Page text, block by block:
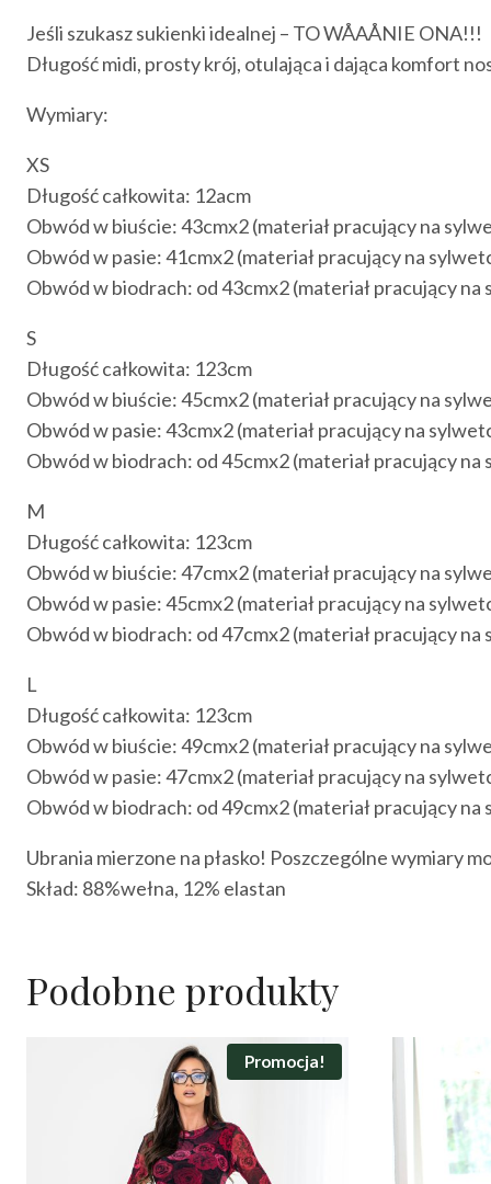
Jeśli szukasz sukienki idealnej – TO WÅAÅNIE ONA!!!
Długość midi, prosty krój, otulająca i dająca komfort
Wymiary:
XS
Długość całkowita: 12acm
Obwód w biuście: 43cmx2 (materiał pracujący na
Obwód w pasie: 41cmx2 (materiał pracujący na
Obwód w biodrach: od 43cmx2 (materiał pracujący na
S
Długość całkowita: 123cm
Obwód w biuście: 45cmx2 (materiał pracujący na
Obwód w pasie: 43cmx2 (materiał pracujący na
Obwód w biodrach: od 45cmx2 (materiał pracujący na
M
Długość całkowita: 123cm
Obwód w biuście: 47cmx2 (materiał pracujący na
Obwód w pasie: 45cmx2 (materiał pracujący na
Obwód w biodrach: od 47cmx2 (materiał pracujący na
L
Długość całkowita: 123cm
Obwód w biuście: 49cmx2 (materiał pracujący na
Obwód w pasie: 47cmx2 (materiał pracujący na
Obwód w biodrach: od 49cmx2 (materiał pracujący na
Ubrania mierzone na płasko! Poszczególne wymiary
Skład: 88%wełna, 12% elastan
Podobne produkty
Promocja!